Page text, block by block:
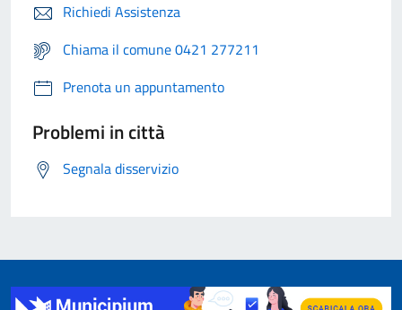
Richiedi Assistenza
Chiama il comune 0421 277211
Prenota un appuntamento
Problemi in città
Segnala disservizio